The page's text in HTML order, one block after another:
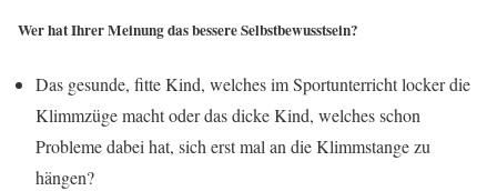
Wer hat Ihrer Meinung das bessere Selbstbewusstsein?
Das gesunde, fitte Kind, welches im Sportunterricht locker die
Klimmzüge macht oder das dicke Kind, welches schon
Probleme dabei hat, sich erst mal an die Klimmstange zu
hängen?